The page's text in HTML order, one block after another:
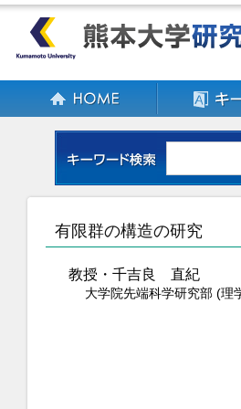
有限群の構造の研究
教授・千吉良 直紀
大学院先端科学研究部 (